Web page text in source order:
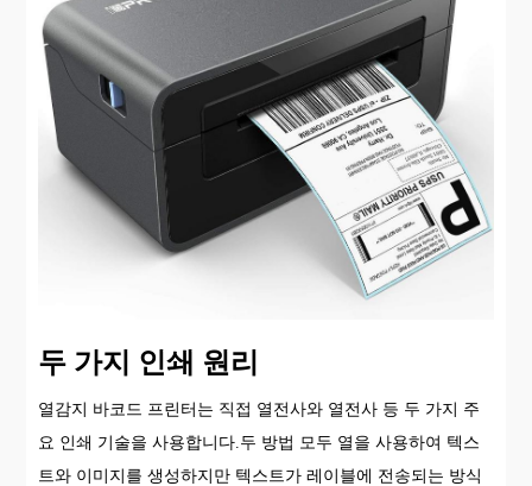
두 가지 인쇄 원리
열감지 바코드 프린터는 직접 열전사와 열전사 등 두 가지 주
요 인쇄 기술을 사용합니다.두 방법 모두 열을 사용하여 텍스
트와 이미지를 생성하지만 텍스트가 레이블에 전송되는 방식